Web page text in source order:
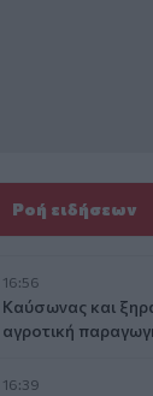
Ροή ειδήσεων
16:56
Καύσωνας και
αγροτική
16:39